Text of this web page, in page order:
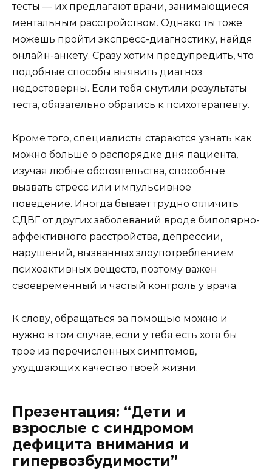
тесты — их предлагают врачи, занимающиеся
ментальным расстройством. Однако ты тоже
можешь пройти экспресс-диагностику, найдя
онлайн-анкету. Сразу хотим предупредить, что
подобные способы выявить диагноз
недостоверны. Если тебя смутили результаты
теста, обязательно обратись к психотерапевту.
Кроме того, специалисты стараются узнать как
можно больше о распорядке дня пациента,
изучая любые обстоятельства, способные
вызвать стресс или импульсивное
поведение. Иногда бывает трудно отличить
СДВГ от других заболеваний вроде биполярно-
аффективного расстройства, депрессии,
нарушений, вызванных злоупотреблением
психоактивных веществ, поэтому важен
своевременный и частый контроль у врача.
К слову, обращаться за помощью можно и
нужно в том случае, если у тебя есть хотя бы
трое из перечисленных симптомов,
ухудшающих качество твоей жизни.
Презентация: “Дети и
взрослые с синдромом
дефицита внимания и
гипервозбудимости”